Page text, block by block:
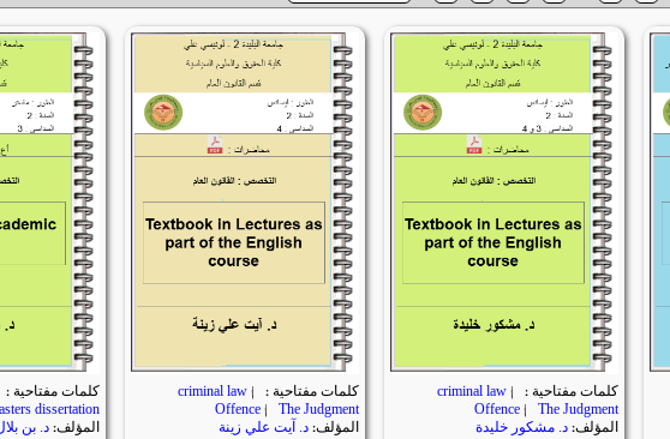
كلمات مفتاحية : criminal law |
Offence | The Judgment
المؤلف: د. مشكور خليدة
كلمات مفتاحية : criminal law |
Offence | The Judgment
المؤلف: د. آيت علي زينة
كلمات مفتاحية :
dissertation
المؤلف: د. بن